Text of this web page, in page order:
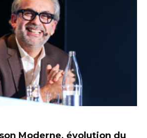
Moderne, évolution du